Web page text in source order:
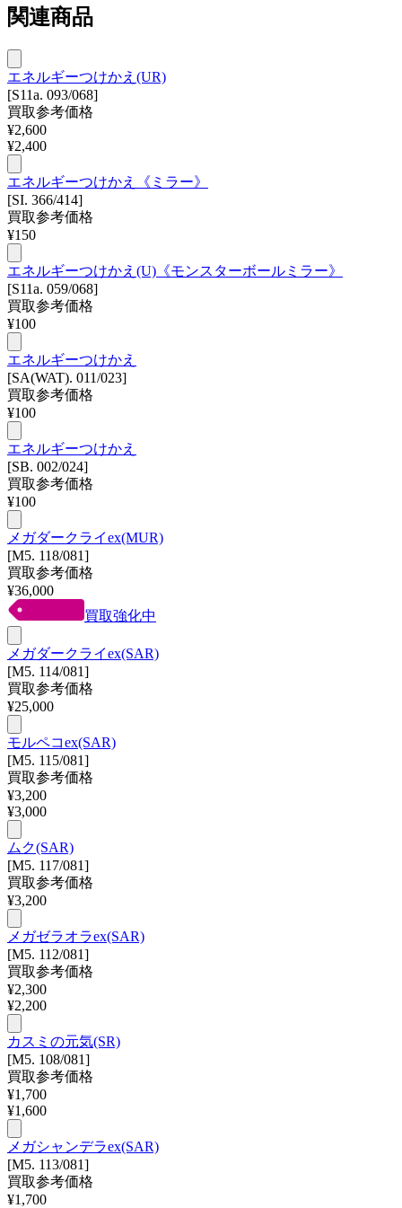
関連商品
エネルギーつけかえ(UR)
[S11a. 093/068]
買取参考価格
¥2,600
¥2,400
エネルギーつけかえ《ミラー》
[SI. 366/414]
買取参考価格
¥150
エネルギーつけかえ(U)《モンスターボールミラー》
[S11a. 059/068]
買取参考価格
¥100
エネルギーつけかえ
[SA(WAT). 011/023]
買取参考価格
¥100
エネルギーつけかえ
[SB. 002/024]
買取参考価格
¥100
メガダークライex(MUR)
[M5. 118/081]
買取参考価格
¥36,000
買取強化中
メガダークライex(SAR)
[M5. 114/081]
買取参考価格
¥25,000
モルペコex(SAR)
[M5. 115/081]
買取参考価格
¥3,200
¥3,000
ムク(SAR)
[M5. 117/081]
買取参考価格
¥3,200
メガゼラオラex(SAR)
[M5. 112/081]
買取参考価格
¥2,300
¥2,200
カスミの元気(SR)
[M5. 108/081]
買取参考価格
¥1,700
¥1,600
メガシャンデラex(SAR)
[M5. 113/081]
買取参考価格
¥1,700